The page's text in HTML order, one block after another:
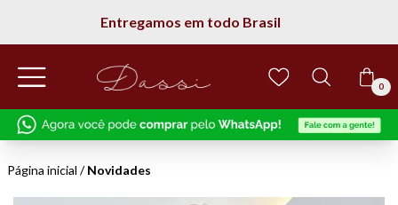
Entregamos em todo Brasil
0
Página inicial /Novidades